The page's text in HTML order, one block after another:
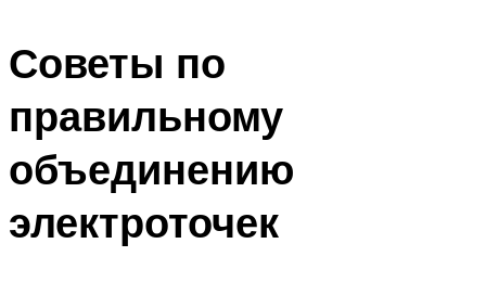
Советы по
правильному
объединению
электроточек